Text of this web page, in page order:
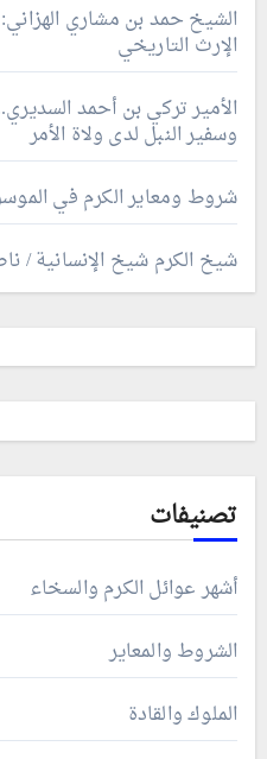
الشيخ حمد بن مشاري
الإرث التاريخي
الأمير تركي بن أحمد
وسفير النبل لدى ولاة الأمر
شروط ومعاير الكرم في
شيخ الكرم شيخ الإنسانية /
تصنيفات
أشهر عوائل الكرم والسخاء
الشروط والمعاير
الملوك والقادة